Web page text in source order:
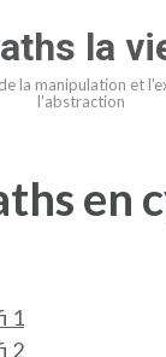
la
la manipulation et
l'abstraction
en
1
2